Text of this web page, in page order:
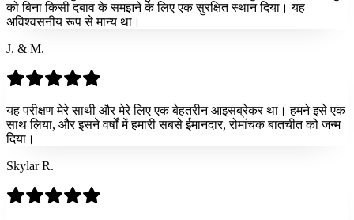
को बिना किसी दबाव के समझने के लिए एक सुरक्षित स्थान दिया। यह
अविश्वसनीय रूप से मान्य था।
J. & M.
यह परीक्षण मेरे साथी और मेरे लिए एक बेहतरीन आइसब्रेकर था। हमने इसे एक
साथ लिया, और इसने वर्षों में हमारी सबसे ईमानदार, रोमांचक बातचीत को जन्म
दिया।
Skylar R.